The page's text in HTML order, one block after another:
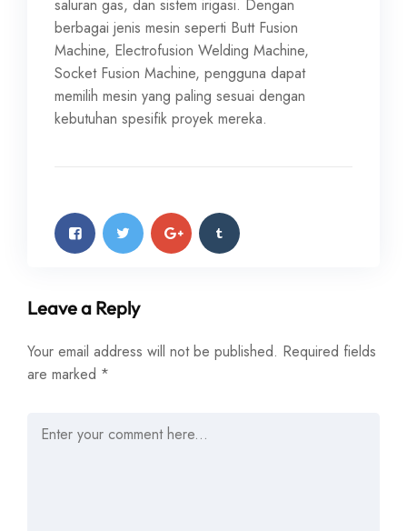
saluran gas, dan sistem irigasi. Dengan
berbagai jenis mesin seperti Butt Fusion
Machine, Electrofusion Welding Machine,
Socket Fusion Machine, pengguna dapat
memilih mesin yang paling sesuai dengan
kebutuhan spesifik proyek mereka.
Leave a Reply
Your email address will not be published. Required fields
are marked *